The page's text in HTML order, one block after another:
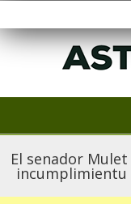
El senador
incumplimientu